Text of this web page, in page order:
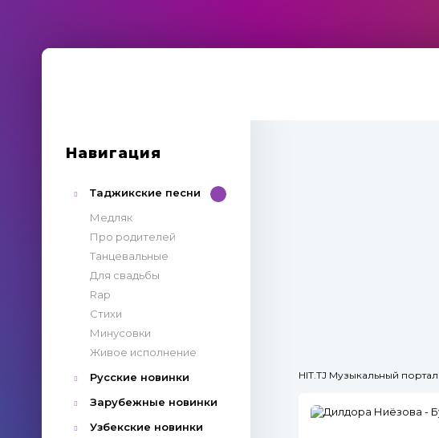
Навигация
Таджикские песни
Медляк
Про родителей
Танцевальные
Для свадьбы
Rap
Стихи
Минусовки
Живое исполнение
Русские новинки
Зарубежные новинки
Узбекские новинки
HIT.TJ Музыкальный